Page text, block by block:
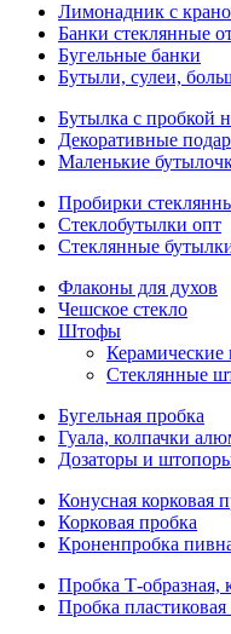
Лимонадник с
Банки стеклянные
Бугельные банки
Бутыли, сулеи,
Бутылка с
Декоративные
Маленькие
Пробирки
Стеклобутылки опт
Стеклянные
Флаконы для духов
Чешское стекло
Штофы
Стеклянные
Бугельная пробка
Гуала, колпачки
Дозаторы и
Конусная корковая
Корковая пробка
Кроненпробка
Пробка Т-образная,
Пробка